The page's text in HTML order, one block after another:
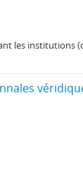
les institutions